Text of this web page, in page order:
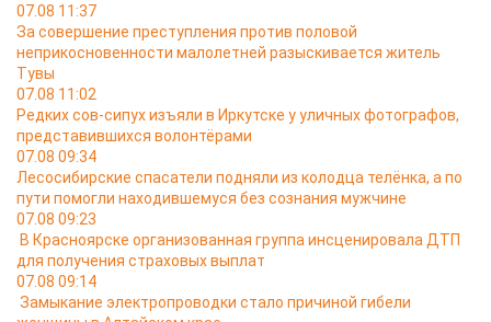
07.08 11:37
За совершение преступления против половой
неприкосновенности малолетней разыскивается житель
Тувы
07.08 11:02
Редких сов-сипух изъяли в Иркутске у уличных фотографов,
представившихся волонтёрами
07.08 09:34
Лесосибирские спасатели подняли из колодца телёнка, а по
пути помогли находившемуся без сознания мужчине
07.08 09:23
В Красноярске организованная группа инсценировала ДТП
для получения страховых выплат
07.08 09:14
Замыкание электропроводки стало причиной гибели